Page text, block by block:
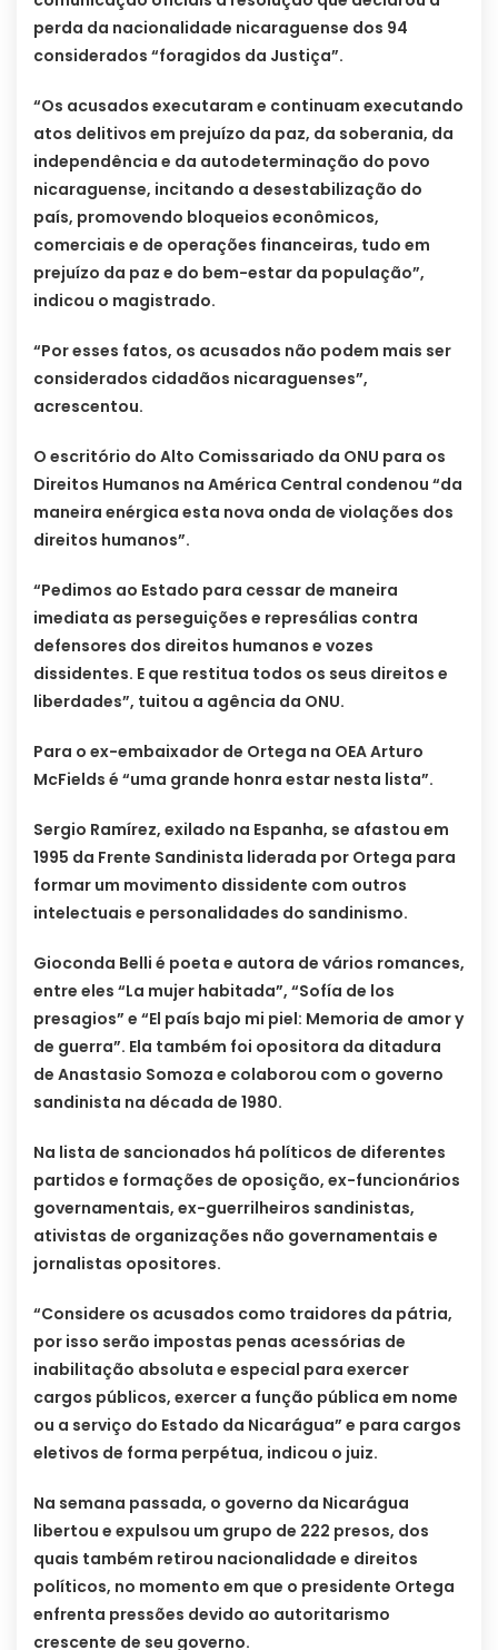
perda da nacionalidade nicaraguense dos 94
considerados “foragidos da Justiça”.
“Os acusados executaram e continuam executando
atos delitivos em prejuízo da paz, da soberania, da
independência e da autodeterminação do povo
nicaraguense, incitando a desestabilização do
país, promovendo bloqueios econômicos,
comerciais e de operações financeiras, tudo em
prejuízo da paz e do bem-estar da população”,
indicou o magistrado.
“Por esses fatos, os acusados não podem mais ser
considerados cidadãos nicaraguenses”,
acrescentou.
O escritório do Alto Comissariado da ONU para os
Direitos Humanos na América Central condenou “da
maneira enérgica esta nova onda de violações dos
direitos humanos”.
“Pedimos ao Estado para cessar de maneira
imediata as perseguições e represálias contra
defensores dos direitos humanos e vozes
dissidentes. E que restitua todos os seus direitos e
liberdades”, tuitou a agência da ONU.
Para o ex-embaixador de Ortega na OEA Arturo
McFields é “uma grande honra estar nesta lista”.
Sergio Ramírez, exilado na Espanha, se afastou em
1995 da Frente Sandinista liderada por Ortega para
formar um movimento dissidente com outros
intelectuais e personalidades do sandinismo.
Gioconda Belli é poeta e autora de vários romances,
entre eles “La mujer habitada”, “Sofía de los
presagios” e “El país bajo mi piel: Memoria de amor y
de guerra”. Ela também foi opositora da ditadura
de Anastasio Somoza e colaborou com o governo
sandinista na década de 1980.
Na lista de sancionados há políticos de diferentes
partidos e formações de oposição, ex-funcionários
governamentais, ex-guerrilheiros sandinistas,
ativistas de organizações não governamentais e
jornalistas opositores.
“Considere os acusados como traidores da pátria,
por isso serão impostas penas acessórias de
inabilitação absoluta e especial para exercer
cargos públicos, exercer a função pública em nome
ou a serviço do Estado da Nicarágua” e para cargos
eletivos de forma perpétua, indicou o juiz.
Na semana passada, o governo da Nicarágua
libertou e expulsou um grupo de 222 presos, dos
quais também retirou nacionalidade e direitos
políticos, no momento em que o presidente Ortega
enfrenta pressões devido ao autoritarismo
crescente de seu governo.